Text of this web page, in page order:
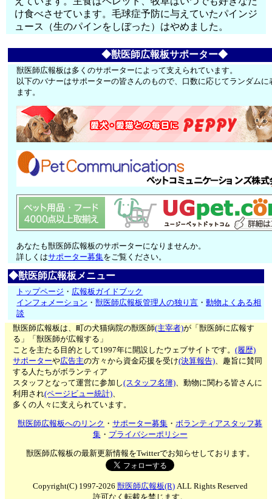
け食べさせています。毛球症予防に与えていたパインジ
ュース（生のパインをしぼった）はやめました。
◆獣医師広報板サポーター◆
獣医師広報板は多くのサポーターによって支えられています。
以下のバナーはサポーターの皆さんのもので、口数に応じてランダムに
ます。
あなたも獣医師広報板のサポーターになりませんか。
詳しくはサポーター募集をご覧ください。
◆獣医師広報板メニュー
トップページ ・ 広報板ガイドブック
インフォメーション ・獣医師広報板管理人の独り言 ・動物よくある相
談
獣医師広報板は、町の犬猫病院の獣医師(主宰者)が「獣医師に広報す
る」「獣医師が広報する」
ことを主たる目的として1997年に開設したウェブサイトです。(履歴)
サポーターや広告主の方々から資金応援を受け(決算報告)、趣旨に賛同
する人たちがボランティア
スタッフとなって運営に参加し(スタッフ名簿)、動物に関わる皆さんに
利用され(ページビュー統計)、
多くの人々に支えられています。
獣医師広報板へのリンク ・サポーター募集 ・ボランティアスタッフ募
集・ プライバシーポリシー
獣医師広報板の最新更新情報をTwitterでお知らせしております。
Copyright(C) 1997-2026 獣医師広報板(R)ALL Rights Reserved
許可なく転載を禁じます。